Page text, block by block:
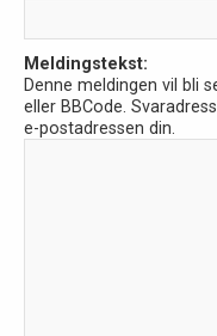
Meldingstekst:
Denne meldingen vil bli
eller BBCode.
e-postadressen din.